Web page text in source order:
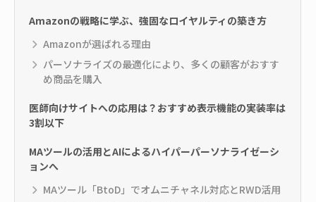
Amazonの戦略に学ぶ、強固なロイヤルティの築き方
Amazonが選ばれる理由
パーソナライズの最適化により、多くの顧客がおすす
め商品を購入
医師向けサイトへの応用は？おすすめ表示機能の実装率は
3割以下
MAツールの活用とAIによるハイパーパーソナライゼーシ
ョンへ
MAツール「BtoD」でオムニチャネル対応とRWD活用